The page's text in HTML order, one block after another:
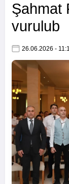
Şahmat
vurulub
26.06.2026 -